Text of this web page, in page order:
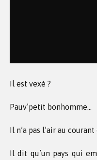
Il est vexé ?
Pauv’petit bonhomme…
Il n’a pas l’air au
Il dit qu’un pays qui